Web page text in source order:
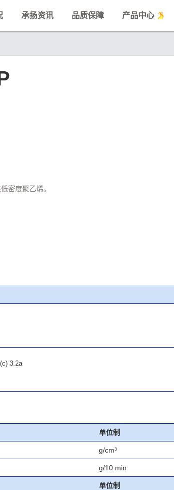
承扬资讯 品质保障 产品中心
密度聚乙烯。
3.2a
单位制
g/cm³
g/10 min
单位制